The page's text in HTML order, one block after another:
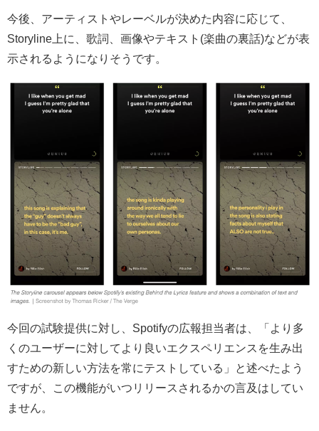
今後、アーティストやレーベルが決めた内容に応じて、
Storyline上に、歌詞、画像やテキスト(楽曲の裏話)などが表
示されるようになりそうです。
今回の試験提供に対し、Spotifyの広報担当者は、「より多
くのユーザーに対してより良いエクスペリエンスを生み出
すための新しい方法を常にテストしている」と述べたよう
ですが、この機能がいつリリースされるかの言及はしてい
ません。